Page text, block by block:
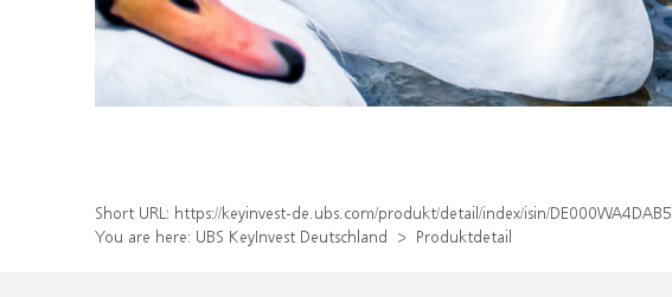
Short URL: https://keyinvest-de.ubs.com/produkt/detail/index/isin/DE000WA4DAB5
You are here: UBS KeyInvest Deutschland Produktdetail